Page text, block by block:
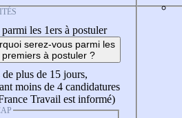
parmi les 1ers à postuler
serez-vous parmi les
premiers à postuler ?
plus de 15 jours,
moins de 4 candidatures
Travail est informé)